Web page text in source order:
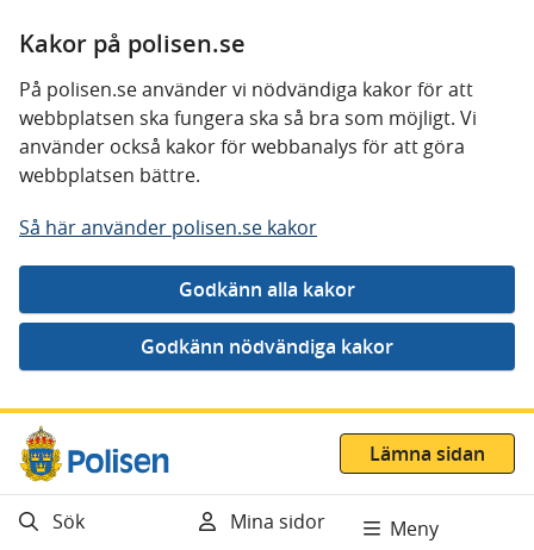
Kakor på polisen.se
På polisen.se använder vi nödvändiga kakor för att
webbplatsen ska fungera ska så bra som möjligt. Vi
använder också kakor för webbanalys för att göra
webbplatsen bättre.
Så här använder polisen.se kakor
Gå direkt till innehåll
Lämna sidan
Sök Mina sidor Meny